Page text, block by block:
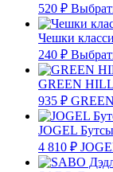
520 ₽
Чешки
240 ₽
GREEN
935 ₽
JOGEL
4 810 ₽